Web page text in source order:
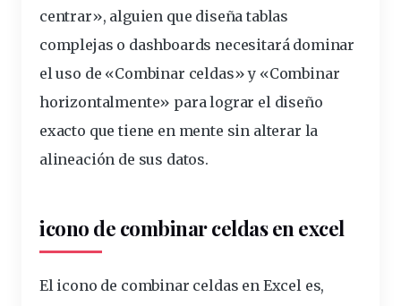
centrar», alguien que diseña tablas
complejas o dashboards necesitará dominar
el uso de «Combinar celdas» y «Combinar
horizontalmente» para lograr el diseño
exacto que tiene en mente sin alterar la
alineación de sus datos.
icono de combinar celdas en excel
El icono de combinar celdas en Excel es,